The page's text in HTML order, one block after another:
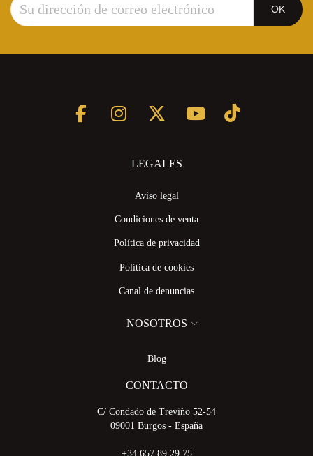
LEGALES
Aviso legal
Condiciones de venta
Política de privacidad
Política de cookies
Canal de denuncias
NOSOTROS
Blog
CONTACTO
C/ Condado de Treviño 52-54
09001 Burgos - España
+34 657 89 29 75